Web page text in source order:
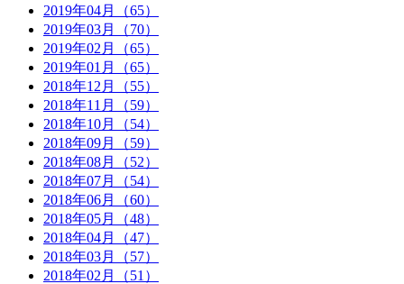
2019年04月（65）
2019年03月（70）
2019年02月（65）
2019年01月（65）
2018年12月（55）
2018年11月（59）
2018年10月（54）
2018年09月（59）
2018年08月（52）
2018年07月（54）
2018年06月（60）
2018年05月（48）
2018年04月（47）
2018年03月（57）
2018年02月（51）